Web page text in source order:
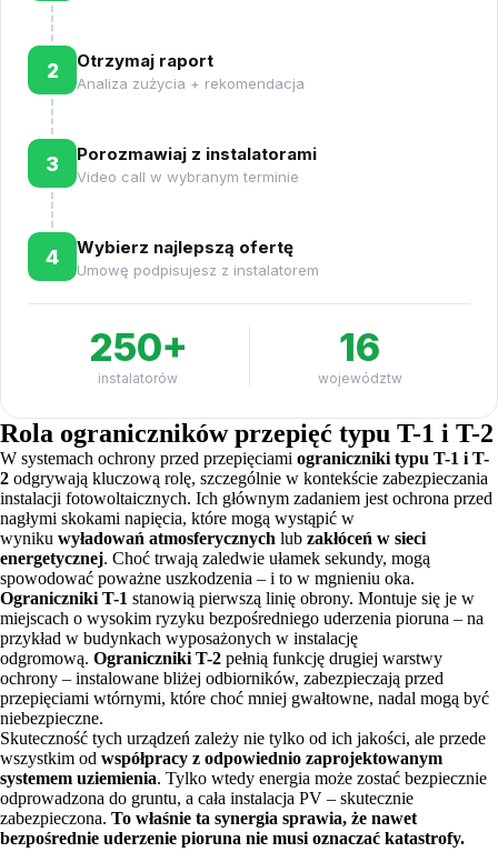
2 Otrzymaj raport
Analiza zużycia + rekomendacja
3 Porozmawiaj z instalatorami
Video call w wybranym terminie
4 Wybierz najlepszą ofertę
Umowę podpisujesz z instalatorem
250+
instalatorów
16
województw
Rola ograniczników przepięć typu T-1 i T-2
W systemach ochrony przed przepięciami ograniczniki typu T-1 i T-
2 odgrywają kluczową rolę, szczególnie w kontekście zabezpieczania
instalacji fotowoltaicznych. Ich głównym zadaniem jest ochrona przed
nagłymi skokami napięcia, które mogą wystąpić w
wyniku wyładowań atmosferycznych lub zakłóceń w sieci
energetycznej. Choć trwają zaledwie ułamek sekundy, mogą
spowodować poważne uszkodzenia – i to w mgnieniu oka.
Ograniczniki T-1 stanowią pierwszą linię obrony. Montuje się je w
miejscach o wysokim ryzyku bezpośredniego uderzenia pioruna – na
przykład w budynkach wyposażonych w instalację
odgromową. Ograniczniki T-2 pełnią funkcję drugiej warstwy
ochrony – instalowane bliżej odbiorników, zabezpieczają przed
przepięciami wtórnymi, które choć mniej gwałtowne, nadal mogą być
niebezpieczne.
Skuteczność tych urządzeń zależy nie tylko od ich jakości, ale przede
wszystkim od współpracy z odpowiednio zaprojektowanym
systemem uziemienia. Tylko wtedy energia może zostać bezpiecznie
odprowadzona do gruntu, a cała instalacja PV – skutecznie
zabezpieczona. To właśnie ta synergia sprawia, że nawet
bezpośrednie uderzenie pioruna nie musi oznaczać katastrofy.